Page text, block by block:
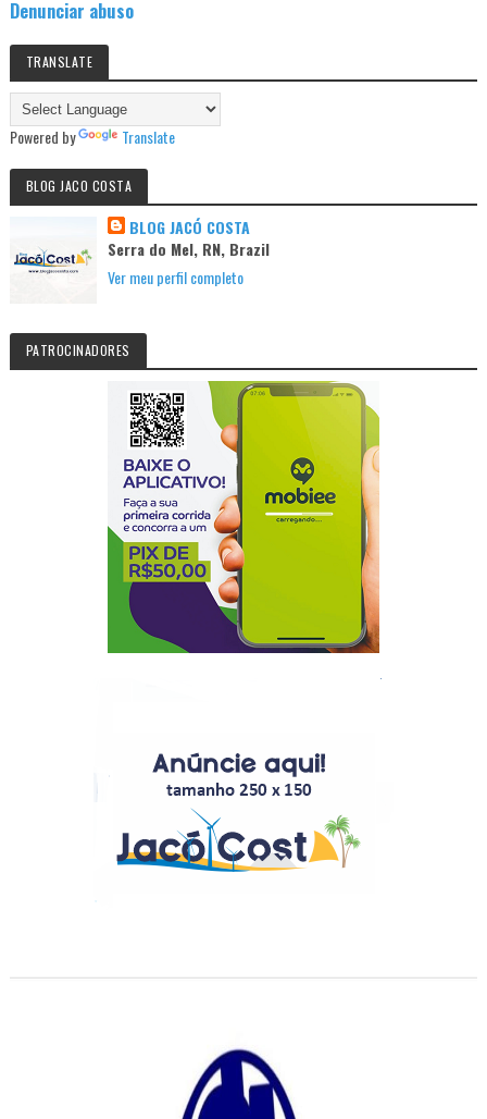
Denunciar abuso
TRANSLATE
Powered by Translate
BLOG JACO COSTA
BLOG JACÓ COSTA
Serra do Mel, RN, Brazil
Ver meu perfil completo
PATROCINADORES